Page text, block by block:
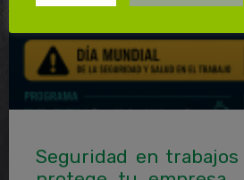
Seguridad en